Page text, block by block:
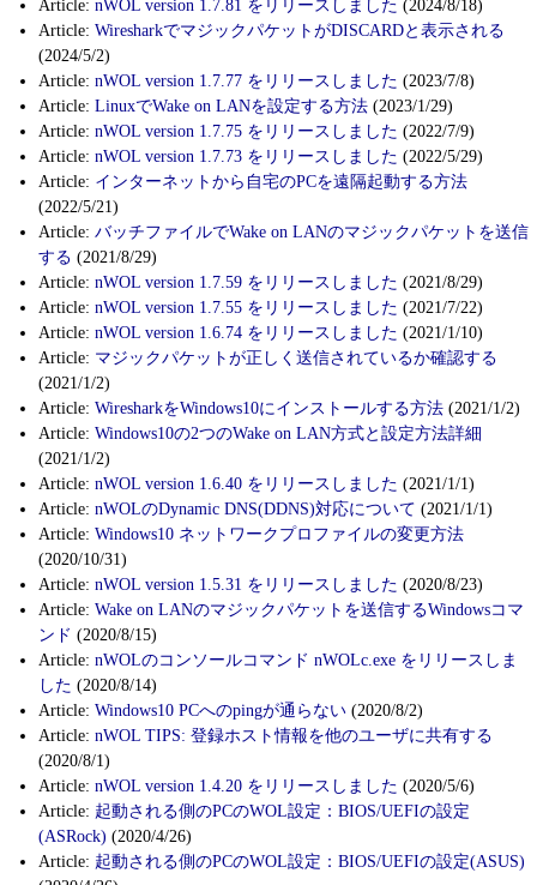
Article: nWOL version 1.7.81 をリリースしました (2024/8/18)
Article: WiresharkでマジックパケットがDISCARDと表示される
(2024/5/2)
Article: nWOL version 1.7.77 をリリースしました (2023/7/8)
Article: LinuxでWake on LANを設定する方法 (2023/1/29)
Article: nWOL version 1.7.75 をリリースしました (2022/7/9)
Article: nWOL version 1.7.73 をリリースしました (2022/5/29)
Article: インターネットから自宅のPCを遠隔起動する方法
(2022/5/21)
Article: バッチファイルでWake on LANのマジックパケットを送信
する (2021/8/29)
Article: nWOL version 1.7.59 をリリースしました (2021/8/29)
Article: nWOL version 1.7.55 をリリースしました (2021/7/22)
Article: nWOL version 1.6.74 をリリースしました (2021/1/10)
Article: マジックパケットが正しく送信されているか確認する
(2021/1/2)
Article: WiresharkをWindows10にインストールする方法 (2021/1/2)
Article: Windows10の2つのWake on LAN方式と設定方法詳細
(2021/1/2)
Article: nWOL version 1.6.40 をリリースしました (2021/1/1)
Article: nWOLのDynamic DNS(DDNS)対応について (2021/1/1)
Article: Windows10 ネットワークプロファイルの変更方法
(2020/10/31)
Article: nWOL version 1.5.31 をリリースしました (2020/8/23)
Article: Wake on LANのマジックパケットを送信するWindowsコマ
ンド (2020/8/15)
Article: nWOLのコンソールコマンド nWOLc.exe をリリースしま
した (2020/8/14)
Article: Windows10 PCへのpingが通らない (2020/8/2)
Article: nWOL TIPS: 登録ホスト情報を他のユーザに共有する
(2020/8/1)
Article: nWOL version 1.4.20 をリリースしました (2020/5/6)
Article: 起動される側のPCのWOL設定：BIOS/UEFIの設定
(ASRock) (2020/4/26)
Article: 起動される側のPCのWOL設定：BIOS/UEFIの設定(ASUS)